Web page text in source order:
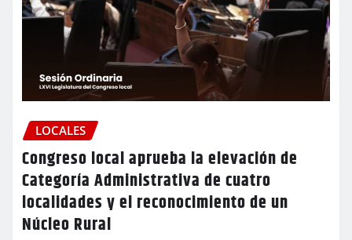
LOCALES
Congreso local aprueba la elevación de
Categoría Administrativa de cuatro
localidades y el reconocimiento de un
Núcleo Rural